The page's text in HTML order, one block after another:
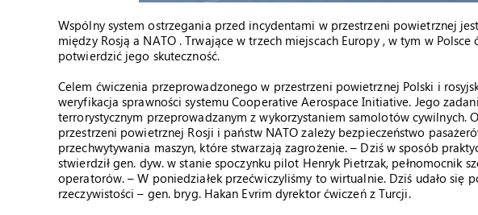
Wspólny system ostrzegania przed incydentami w przestrzeni powietrznej
między Rosją a NATO . Trwające w trzech miejscach Europy , w tym w Polsce
potwierdzić jego skuteczność.
Celem ćwiczenia przeprowadzonego w przestrzeni powietrznej Polski i
weryfikacja sprawności systemu Cooperative Aerospace Initiative. Jego
terrorystycznym przeprowadzanym z wykorzystaniem samolotów cywilnych.
przestrzeni powietrznej Rosji i państw NATO zależy bezpieczeństwo
przechwytywania maszyn, które stwarzają zagrożenie. – Dziś w sposób
stwierdził gen. dyw. w stanie spoczynku pilot Henryk Pietrzak, pełnomocnik
operatorów. – W poniedziałek przećwiczyliśmy to wirtualnie. Dziś udało się
rzeczywistości – gen. bryg. Hakan Evrim dyrektor ćwiczeń z Turcji.